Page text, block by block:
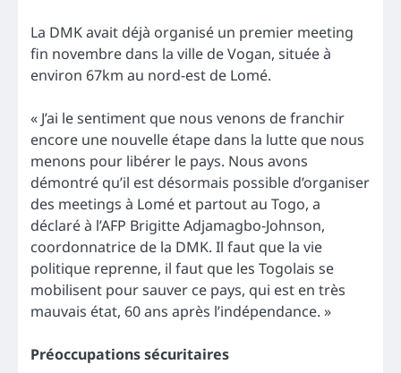
La DMK avait déjà organisé un premier meeting
fin novembre dans la ville de Vogan, située à
environ 67km au nord-est de Lomé.
« J’ai le sentiment que nous venons de franchir
encore une nouvelle étape dans la lutte que nous
menons pour libérer le pays. Nous avons
démontré qu’il est désormais possible d’organiser
des meetings à Lomé et partout au Togo, a
déclaré à l’AFP Brigitte Adjamagbo-Johnson,
coordonnatrice de la DMK. Il faut que la vie
politique reprenne, il faut que les Togolais se
mobilisent pour sauver ce pays, qui est en très
mauvais état, 60 ans après l’indépendance. »
Préoccupations sécuritaires